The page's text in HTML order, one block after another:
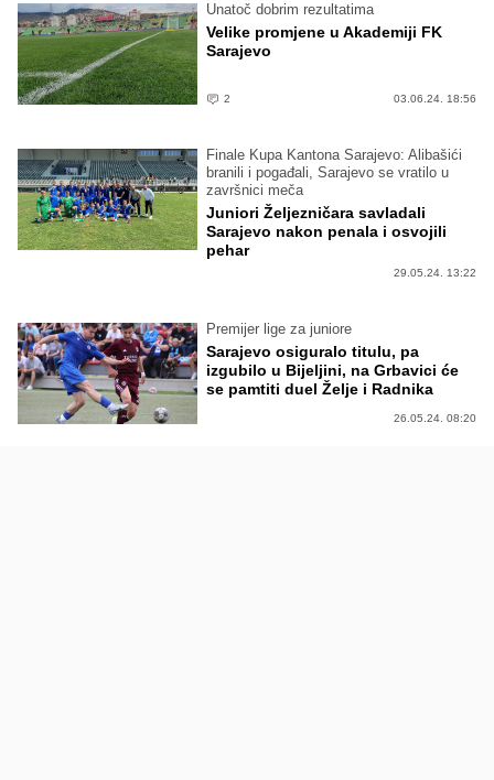
Unatoč dobrim rezultatima
Velike promjene u Akademiji FK
Sarajevo
2 03.06.24. 18:56
Finale Kupa Kantona Sarajevo: Alibašići
branili i pogađali, Sarajevo se vratilo u
završnici meča
Juniori Željezničara savladali
Sarajevo nakon penala i osvojili
pehar
29.05.24. 13:22
Premijer lige za juniore
Sarajevo osiguralo titulu, pa
izgubilo u Bijeljini, na Grbavici će
se pamtiti duel Želje i Radnika
26.05.24. 08:20